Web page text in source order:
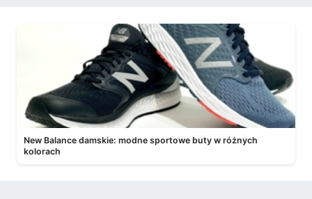
New Balance damskie: modne sportowe buty w różnych
kolorach